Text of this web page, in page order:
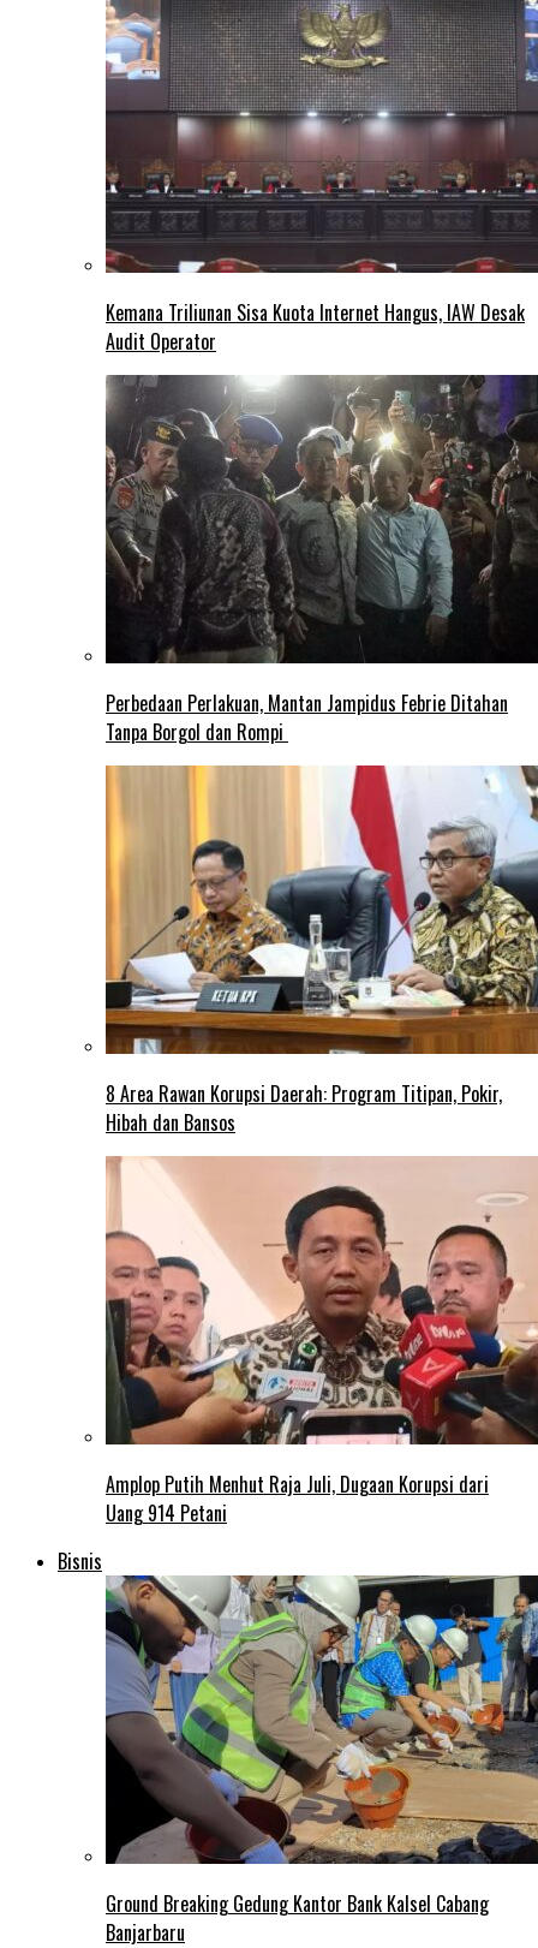
Kemana Triliunan Sisa Kuota Internet Hangus, IAW Desak
Audit Operator
Perbedaan Perlakuan, Mantan Jampidus Febrie Ditahan
Tanpa Borgol dan Rompi
8 Area Rawan Korupsi Daerah: Program Titipan, Pokir,
Hibah dan Bansos
Amplop Putih Menhut Raja Juli, Dugaan Korupsi dari
Uang 914 Petani
Bisnis
Ground Breaking Gedung Kantor Bank Kalsel Cabang
Banjarbaru